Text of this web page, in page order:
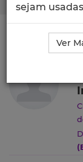
Ciência_Iscte
sejam
Ver